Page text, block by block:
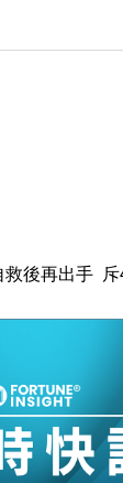
救後再出手
菜鳥拓全球
轉賺2300萬
杉磯高球場